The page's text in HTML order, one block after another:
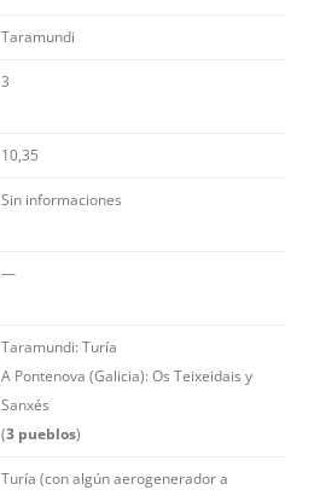
Taramundi
3
10,35
Sin informaciones
—
Taramundi: Turía
A Pontenova (Galicia): Os Teixeidais y
Sanxés
(3 pueblos)
Turía (con algún aerogenerador a